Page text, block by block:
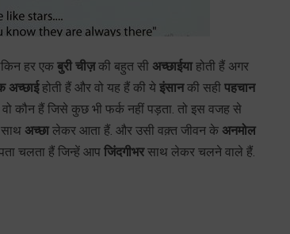
हर एक बुरी चीज़की बहुत सी अच्छाईयाहोती हैं अगर
अच्छाईहोती हैं और वो यह हैं की ये इंसानकी सही पहचान
हैं जिसे कुछ भी फर्क नहीं पड़ता. तो इस वजह से
अच्छालेकर आता हैं. और उसी वक़्त जीवन के अनमोल
चलता हैं जिन्हें आप जिंदगीभरसाथ लेकर चलने वाले हैं.